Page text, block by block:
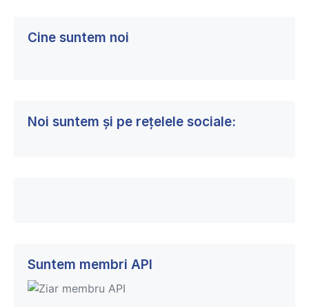
Cine suntem noi
Noi suntem și pe rețelele sociale:
Suntem membri API